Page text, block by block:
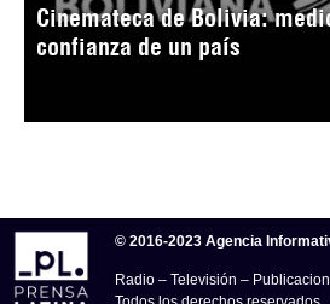
Cinemateca de Bolivia:
confianza de un país
© 2016-2023 Agencia
Radio – Televisión –